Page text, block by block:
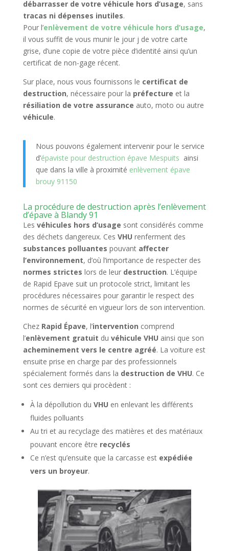
débarrasser de votre véhicule hors d’usage, sans
tracas ni dépenses inutiles.
Pour l’enlèvement de votre véhicule hors d’usage,
il vous suffit de vous munir le jour j de votre carte
grise, d’une copie de votre pièce d’identité ainsi qu’un
certificat de non-gage récent.
Sur place, nous vous fournissons le certificat de
destruction, nécessaire pour la préfecture et la
résiliation de votre assurance auto, moto ou autre
véhicule.
Nous pouvons également intervenir pour le service
d’épaviste pour destruction épave Mespuits ainsi
que dans la ville à proximité enlèvement épave
brouy 91150
La procédure de destruction après l’enlèvement
d’épave à Blandy 91
Les véhicules hors d’usage sont considérés comme
des déchets dangereux. Ces VHU renferment des
substances polluantes pouvant affecter
l’environnement, d’où l’importance de respecter des
normes strictes lors de leur destruction. L’équipe
de Rapid Epave suit un protocole strict, limitant les
procédures nécessaires pour garantir le respect des
normes de sécurité en vigueur lors de son intervention.
Chez Rapid Épave, l’intervention comprend
l’enlèvement gratuit du véhicule VHU ainsi que son
acheminement vers le centre agréé. La voiture est
ensuite prise en charge par des professionnels
spécialement formés dans la destruction de VHU. Ce
sont ces derniers qui procèdent :
À la dépollution du VHU en enlevant les différents
fluides polluants
Au tri et au recyclage des matières et des matériaux
pouvant encore être recyclés
Ce n’est qu’ensuite que la carcasse est expédiée
vers un broyeur.